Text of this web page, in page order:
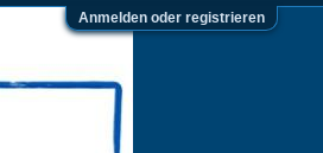
Anmelden oder registrieren